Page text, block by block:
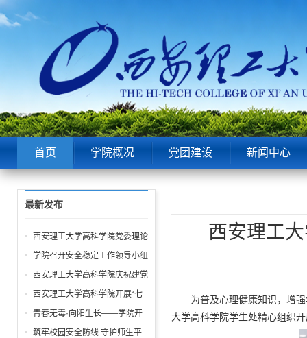
首页 学院概况 党团建设 新闻中心
西安理工
为普及心理健康知识，增
大学高科学院学生处精心组织
最新发布
西安理工大学高科学院党委理论
中心组第6次学习聚焦“潜绩”与
“显绩”
学院召开安全稳定工作领导小组
会议 全面部署暑期及秋季开学
校园安全工作
西安理工大学高科学院庆祝建党
105周年暨“七一”表彰大会圆满
举行
西安理工大学高科学院开展“七
一”前夕走访慰问困难学生党员
活动
青春无毒·向阳生长——学院开
展“6・26”国际禁毒日沉浸式主
筑牢校园安全防线 守护师生平